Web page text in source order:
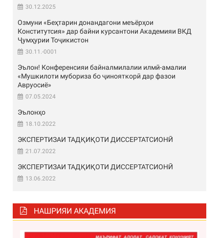
30.12.2025
Озмуни «Беҳтарин донандагони меъёрҳои
Конститутсия» дар байни курсантони Академияи ВКД
Ҷумҳурии Тоҷикистон
30.11.-0001
Эълон! Конференсияи байналмилалии илмӣ-амалии
«Мушкилоти мубориза бо ҷинояткорӣ дар фазои
Авруосиё»
07.05.2024
Эълонҳо
18.10.2022
ЭКСПЕРТИЗАИ ТАДҚИҚОТИ ДИССЕРТАТСИОНӢ
21.07.2022
ЭКСПЕРТИЗАИ ТАДҚИҚОТИ ДИССЕРТАТСИОНӢ
13.06.2022
НАШРИЯИ АКАДЕМИЯ